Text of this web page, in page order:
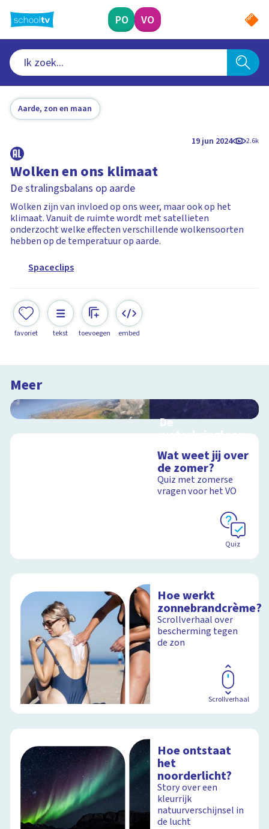
naar
hoofdinhoud
PO VO
Aarde, zon en maan
19 jun 2024 2.6k
Wolken en ons klimaat
De stralingsbalans op aarde
Wolken zijn van invloed op ons weer, maar ook op het
klimaat. Vanuit de ruimte wordt met satellieten
onderzocht welke effecten verschillende wolkensoorten
hebben op de temperatuur op aarde.
Spaceclips
favoriet tekst toevoegen embed
Meer
De
waterkringloop
schoolplaat over de
cyclus van water op
aarde
Schoolplaat
Wat weet jij over
de zomer?
Quiz met zomerse
vragen voor het VO
Quiz
Hoe werkt
zonnebrandcrème?
Scrollverhaal over
bescherming tegen
de zon
Scrollverhaal
Hoe ontstaat
het
noorderlicht?
Story over een
kleurrijk
natuurverschijnsel in
de lucht